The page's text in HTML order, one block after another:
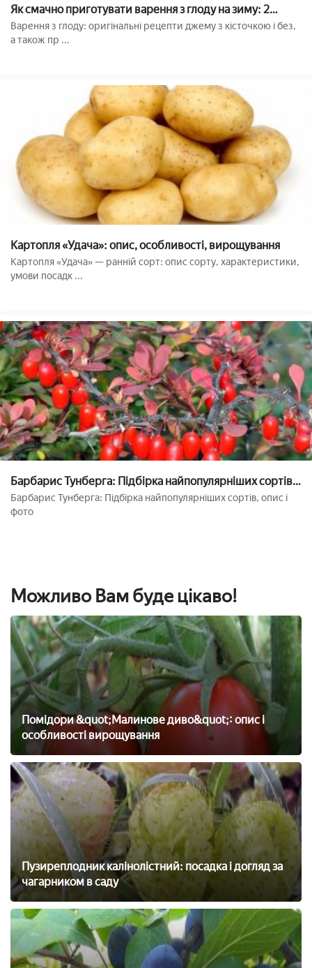
Як смачно приготувати варення з глоду на зиму: 2
простих оригінальних рецепта (з кісточками і без)
Варення з глоду: оригінальні рецепти джему з кісточкою і без,
а також пр ...
Картопля «Удача»: опис, особливості, вирощування
Картопля «Удача» — ранній сорт: опис сорту, характеристики,
умови посадк ...
Барбарис Тунберга: Підбірка найпопулярніших сортів,
опис і фото
Барбарис Тунберга: Підбірка найпопулярніших сортів, опис і
фото
Можливо Вам буде цікаво!
Помідори &quot;Малинове диво&quot;: опис і
особливості вирощування
Пузиреплодник калінолістний: посадка і догляд за
чагарником в саду